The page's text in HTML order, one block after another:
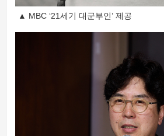
▲ MBC ‘21세기 대군부인’ 제공